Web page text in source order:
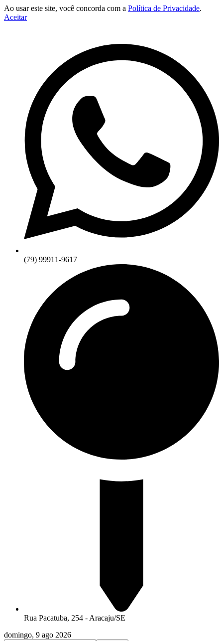
Ao usar este site, você concorda com a Política de Privacidade.
Aceitar
(79) 99911-9617
Rua Pacatuba, 254 - Aracaju/SE
domingo, 9 ago 2026